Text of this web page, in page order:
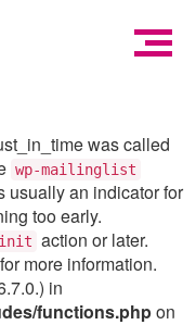
was called
wp-mailinglist
usually an indicator for
too early.
init action or later.
for more information.
in
functions.phpon